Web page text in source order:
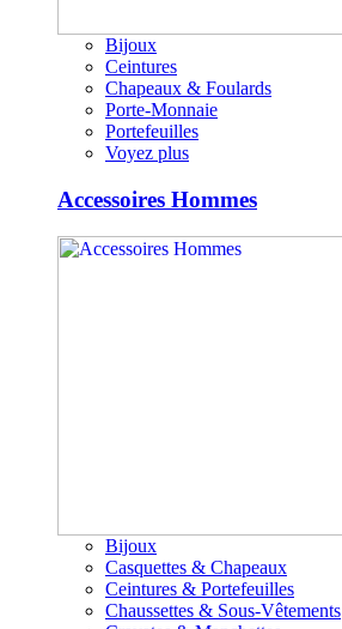
Bijoux
Ceintures
Chapeaux & Foulards
Porte-Monnaie
Portefeuilles
Voyez plus
Accessoires Hommes
Bijoux
Casquettes & Chapeaux
Ceintures & Portefeuilles
Chaussettes & Sous-Vêtements